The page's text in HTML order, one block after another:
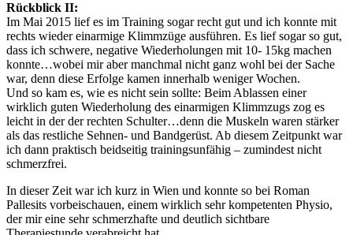
Rückblick II:
Im Mai 2015 lief es im Training sogar recht gut und ich konnte mit
rechts wieder einarmige Klimmzüge ausführen. Es lief sogar so gut,
dass ich schwere, negative Wiederholungen mit 10- 15kg machen
konnte…wobei mir aber manchmal nicht ganz wohl bei der Sache
war, denn diese Erfolge kamen innerhalb weniger Wochen.
Und so kam es, wie es nicht sein sollte: Beim Ablassen einer
wirklich guten Wiederholung des einarmigen Klimmzugs zog es
leicht in der der rechten Schulter…denn die Muskeln waren stärker
als das restliche Sehnen- und Bandgerüst. Ab diesem Zeitpunkt war
ich dann praktisch beidseitig trainingsunfähig – zumindest nicht
schmerzfrei.
In dieser Zeit war ich kurz in Wien und konnte so bei Roman
Pallesits vorbeischauen, einem wirklich sehr kompetenten Physio,
der mir eine sehr schmerzhafte und deutlich sichtbare